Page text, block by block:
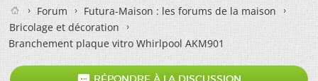
Forum
Futura-Maison : les forums de la maison
Bricolage et décoration
Branchement plaque vitro Whirlpool AKM901